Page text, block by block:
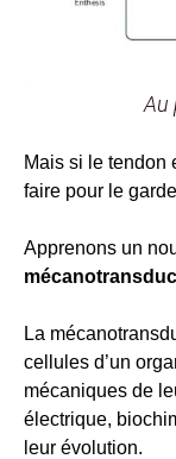
Au
Mais si le tendon
faire pour le
Apprenons un
La
cellules d’un
mécaniques de
électrique,
leur évolution.